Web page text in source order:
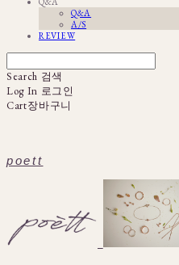
Q&A
A/S
REVIEW
Search 검색
Log In 로그인
Cart장바구니
poett